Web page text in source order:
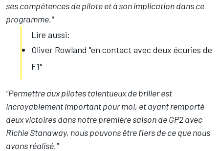
ses compétences de pilote et à son implication dans ce
programme."
Lire aussi:
Oliver Rowland "en contact avec deux écuries de
F1"
"Permettre aux pilotes talentueux de briller est
incroyablement important pour moi, et ayant remporté
deux victoires dans notre première saison de GP2 avec
Richie Stanaway, nous pouvons être fiers de ce que nous
avons réalisé."